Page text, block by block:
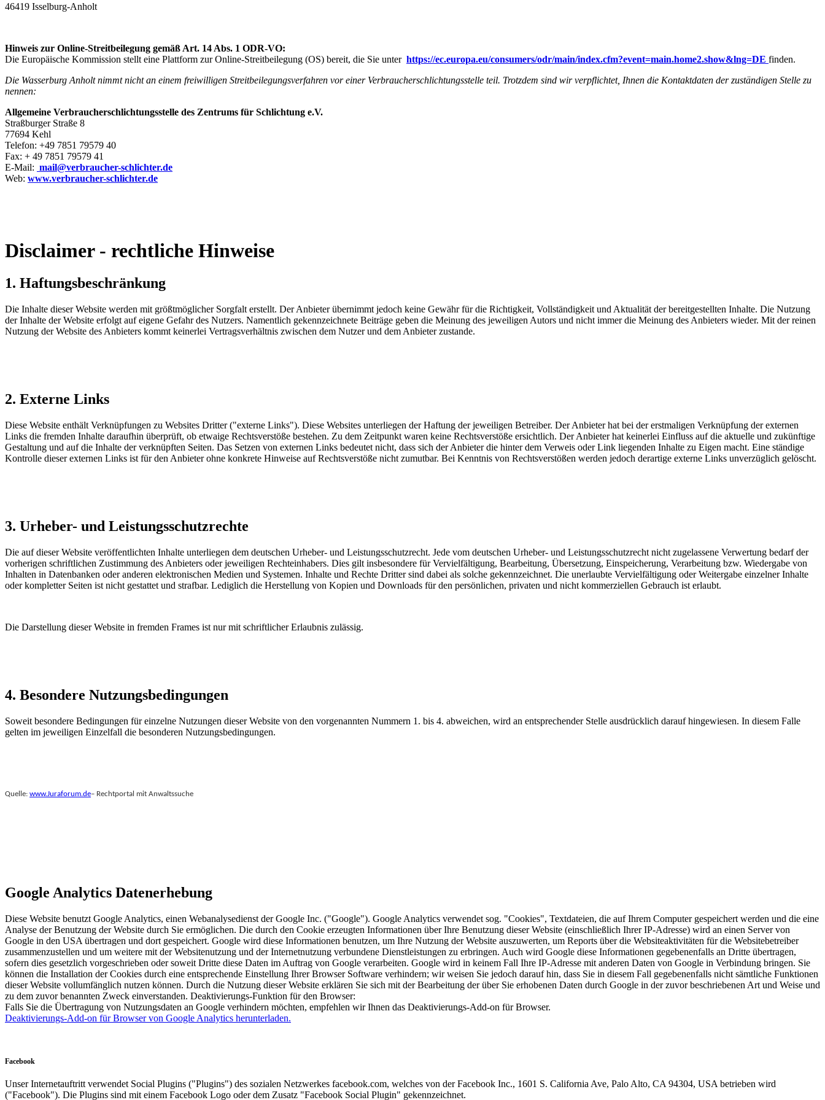
46419 Isselburg-Anholt
Hinweis zur Online-Streitbeilegung gemäß Art. 14 Abs. 1 ODR-VO:
Die Europäische Kommission stellt eine Plattform zur Online-Streitbeilegung (OS) bereit, die Sie unter https://ec.europa.eu/consumers/odr/main/index.cfm?event=main.home2.show&lng=DE finden.
Die Wasserburg Anholt nimmt nicht an einem freiwilligen Streitbeilegungsverfahren vor einer Verbraucherschlichtungsstelle teil. Trotzdem sind wir verpflichtet, Ihnen die Kontaktdaten der zuständigen Stelle zu
nennen:
Allgemeine Verbraucherschlichtungsstelle des Zentrums für Schlichtung e.V.
Straßburger Straße 8
77694 Kehl
Telefon: +49 7851 79579 40
Fax: + 49 7851 79579 41
E-Mail: mail@verbraucher-schlichter.de
Web: www.verbraucher-schlichter.de
Disclaimer - rechtliche Hinweise
1. Haftungsbeschränkung
Die Inhalte dieser Website werden mit größtmöglicher Sorgfalt erstellt. Der Anbieter übernimmt jedoch keine Gewähr für die Richtigkeit, Vollständigkeit und Aktualität der bereitgestellten Inhalte. Die Nutzung
der Inhalte der Website erfolgt auf eigene Gefahr des Nutzers. Namentlich gekennzeichnete Beiträge geben die Meinung des jeweiligen Autors und nicht immer die Meinung des Anbieters wieder. Mit der reinen
Nutzung der Website des Anbieters kommt keinerlei Vertragsverhältnis zwischen dem Nutzer und dem Anbieter zustande.
2. Externe Links
Diese Website enthält Verknüpfungen zu Websites Dritter ("externe Links"). Diese Websites unterliegen der Haftung der jeweiligen Betreiber. Der Anbieter hat bei der erstmaligen Verknüpfung der externen
Links die fremden Inhalte daraufhin überprüft, ob etwaige Rechtsverstöße bestehen. Zu dem Zeitpunkt waren keine Rechtsverstöße ersichtlich. Der Anbieter hat keinerlei Einfluss auf die aktuelle und zukünftige
Gestaltung und auf die Inhalte der verknüpften Seiten. Das Setzen von externen Links bedeutet nicht, dass sich der Anbieter die hinter dem Verweis oder Link liegenden Inhalte zu Eigen macht. Eine ständige
Kontrolle dieser externen Links ist für den Anbieter ohne konkrete Hinweise auf Rechtsverstöße nicht zumutbar. Bei Kenntnis von Rechtsverstößen werden jedoch derartige externe Links unverzüglich gelöscht.
3. Urheber- und Leistungsschutzrechte
Die auf dieser Website veröffentlichten Inhalte unterliegen dem deutschen Urheber- und Leistungsschutzrecht. Jede vom deutschen Urheber- und Leistungsschutzrecht nicht zugelassene Verwertung bedarf der
vorherigen schriftlichen Zustimmung des Anbieters oder jeweiligen Rechteinhabers. Dies gilt insbesondere für Vervielfältigung, Bearbeitung, Übersetzung, Einspeicherung, Verarbeitung bzw. Wiedergabe von
Inhalten in Datenbanken oder anderen elektronischen Medien und Systemen. Inhalte und Rechte Dritter sind dabei als solche gekennzeichnet. Die unerlaubte Vervielfältigung oder Weitergabe einzelner Inhalte
oder kompletter Seiten ist nicht gestattet und strafbar. Lediglich die Herstellung von Kopien und Downloads für den persönlichen, privaten und nicht kommerziellen Gebrauch ist erlaubt.
Die Darstellung dieser Website in fremden Frames ist nur mit schriftlicher Erlaubnis zulässig.
4. Besondere Nutzungsbedingungen
Soweit besondere Bedingungen für einzelne Nutzungen dieser Website von den vorgenannten Nummern 1. bis 4. abweichen, wird an entsprechender Stelle ausdrücklich darauf hingewiesen. In diesem Falle
gelten im jeweiligen Einzelfall die besonderen Nutzungsbedingungen.
Quelle: www.Juraforum.de– Rechtportal mit Anwaltssuche
Google Analytics Datenerhebung
Diese Website benutzt Google Analytics, einen Webanalysedienst der Google Inc. ("Google"). Google Analytics verwendet sog. "Cookies", Textdateien, die auf Ihrem Computer gespeichert werden und die eine
Analyse der Benutzung der Website durch Sie ermöglichen. Die durch den Cookie erzeugten Informationen über Ihre Benutzung dieser Website (einschließlich Ihrer IP-Adresse) wird an einen Server von
Google in den USA übertragen und dort gespeichert. Google wird diese Informationen benutzen, um Ihre Nutzung der Website auszuwerten, um Reports über die Websiteaktivitäten für die Websitebetreiber
zusammenzustellen und um weitere mit der Websitenutzung und der Internetnutzung verbundene Dienstleistungen zu erbringen. Auch wird Google diese Informationen gegebenenfalls an Dritte übertragen,
sofern dies gesetzlich vorgeschrieben oder soweit Dritte diese Daten im Auftrag von Google verarbeiten. Google wird in keinem Fall Ihre IP-Adresse mit anderen Daten von Google in Verbindung bringen. Sie
können die Installation der Cookies durch eine entsprechende Einstellung Ihrer Browser Software verhindern; wir weisen Sie jedoch darauf hin, dass Sie in diesem Fall gegebenenfalls nicht sämtliche Funktionen
dieser Website vollumfänglich nutzen können. Durch die Nutzung dieser Website erklären Sie sich mit der Bearbeitung der über Sie erhobenen Daten durch Google in der zuvor beschriebenen Art und Weise und
zu dem zuvor benannten Zweck einverstanden. Deaktivierungs-Funktion für den Browser:
Falls Sie die Übertragung von Nutzungsdaten an Google verhindern möchten, empfehlen wir Ihnen das Deaktivierungs-Add-on für Browser.
Deaktivierungs-Add-on für Browser von Google Analytics herunterladen.
Facebook
Unser Internetauftritt verwendet Social Plugins ("Plugins") des sozialen Netzwerkes facebook.com, welches von der Facebook Inc., 1601 S. California Ave, Palo Alto, CA 94304, USA betrieben wird
("Facebook"). Die Plugins sind mit einem Facebook Logo oder dem Zusatz "Facebook Social Plugin" gekennzeichnet.